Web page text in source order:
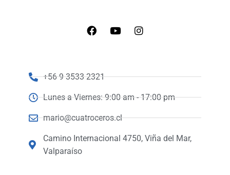
+56 9 3533 2321
Lunes a Viernes: 9:00 am - 17:00 pm
mario@cuatroceros.cl
Camino Internacional 4750, Viña del Mar,
Valparaíso